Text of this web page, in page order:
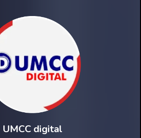
UMCC digital